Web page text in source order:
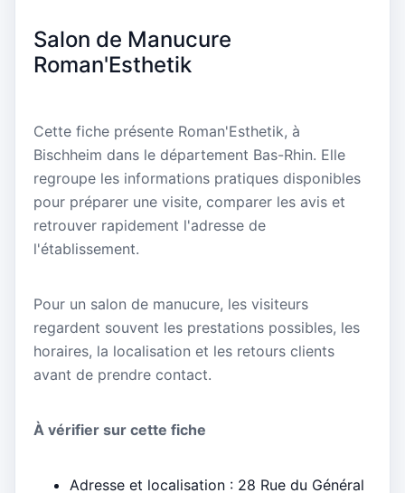
Salon de Manucure
Roman'Esthetik
Cette fiche présente Roman'Esthetik, à
Bischheim dans le département Bas-Rhin. Elle
regroupe les informations pratiques disponibles
pour préparer une visite, comparer les avis et
retrouver rapidement l'adresse de
l'établissement.
Pour un salon de manucure, les visiteurs
regardent souvent les prestations possibles, les
horaires, la localisation et les retours clients
avant de prendre contact.
À vérifier sur cette fiche
Adresse et localisation : 28 Rue du Général